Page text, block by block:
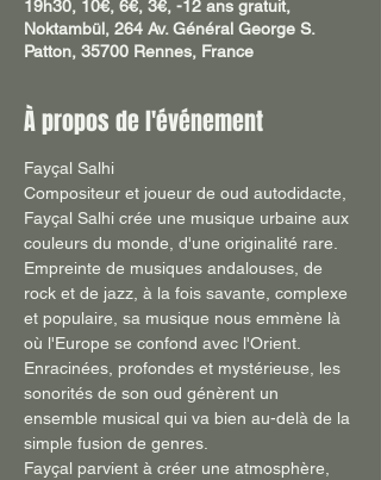
19h30, 10€, 6€, 3€, -12 ans gratuit,
Noktambül, 264 Av. Général George S.
Patton, 35700 Rennes, France
À propos de l'événement
Fayçal Salhi
Compositeur et joueur de oud autodidacte,
Fayçal Salhi crée une musique urbaine aux
couleurs du monde, d'une originalité rare.
Empreinte de musiques andalouses, de
rock et de jazz, à la fois savante, complexe
et populaire, sa musique nous emmène là
où l'Europe se confond avec l'Orient.
Enracinées, profondes et mystérieuse, les
sonorités de son oud génèrent un
ensemble musical qui va bien au-delà de la
simple fusion de genres.
Fayçal parvient à créer une atmosphère,